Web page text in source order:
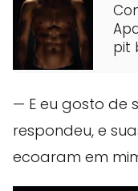
pit
— E eu gosto de
respondeu, e
ecoaram em